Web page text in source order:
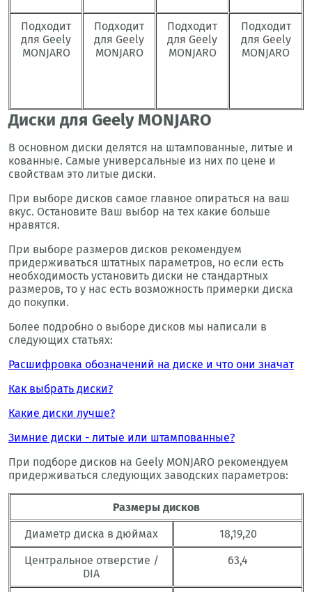
Подходит
для Geely
MONJARO
Подходит
для Geely
MONJARO
Подходит
для Geely
MONJARO
Подходит
для Geely
MONJARO
Диски для Geely MONJARO
В основном диски делятся на штампованные, литые и
кованные. Самые универсальные из них по цене и
свойствам это литые диски.
При выборе дисков самое главное опираться на ваш
вкус. Остановите Ваш выбор на тех какие больше
нравятся.
При выборе размеров дисков рекомендуем
придерживаться штатных параметров, но если есть
необходимость установить диски не стандартных
размеров, то у нас есть возможность примерки диска
до покупки.
Более подробно о выборе дисков мы написали в
следующих статьях:
Расшифровка обозначений на диске и что они значат
Как выбрать диски?
Какие диски лучше?
Зимние диски - литые или штампованные?
При подборе дисков на Geely MONJARO рекомендуем
придерживаться следующих заводских параметров:
Размеры дисков
Диаметр диска в дюймах
18,19,20
Центральное отверстие /
DIA
63,4